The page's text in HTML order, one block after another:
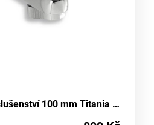
Vanová baterie bez příslušenství 100 mm Titania Neon chrom NOVASERVIS 93024/1,0